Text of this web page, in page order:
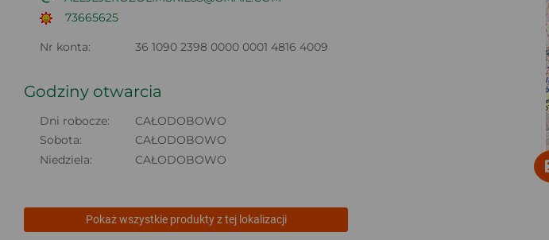
73665625
Nr konta: 36 1090 2398 0000 0001 4816 4009
Godziny otwarcia
Dni robocze:
CAŁODOBOWO
Sobota:
CAŁODOBOWO
Niedziela:
CAŁODOBOWO
Pokaż wszystkie produkty z tej lokalizacji